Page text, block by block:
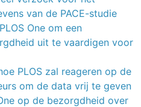
van de PACE-studie
One om een
uit te vaardigen voor
PLOS zal reageren op de
om de data vrij te geven
op de bezorgdheid over